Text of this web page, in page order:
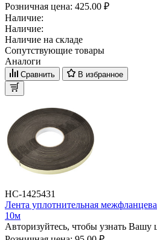
Розничная цена: 425.00 ₽
Наличие:
Наличие:
Наличие на складе
Сопутствующие товары
Аналоги
Сравнить В избранное
НС-1425431
Лента уплотнительная
10м
Авторизуйтесь, чтобы узнать Вашу